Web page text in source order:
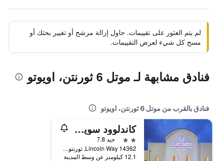
لم يتم العثور على تقييمات. حاول إزالة مرشح أو تغيير بحثك أو
مسح كل شيء لعرض التقييمات.
فنادق مشابهة لـ موتل 6 ثورنتن، اويوتو
فنادق بالقرب من موتل 6 ثورنتن، اويوتو
كاندلوود سويتس دنفر نورث - ثورنتن باي آيتش جي
2 نجمتين
جيد 7.8
14362 Lincoln Way, ثورنتون, CO, الولايات المتحدة الأميريكية
12.1 كيلومتر عن وسط المدينة